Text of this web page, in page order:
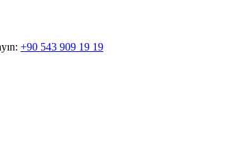
+90 543 909 19 19